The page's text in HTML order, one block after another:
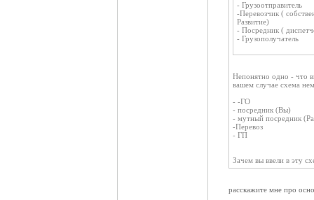
- Грузоотправитель
-Перевозчик (
Развитие)
- Посредник (
- Грузополучатель
Непонятно одно - что
вашем случае схема
- -ГО
- посредник (Вы)
- мутный посредник
-Перевоз
- ГП
Зачем вы ввели в эту
расскажите мне про